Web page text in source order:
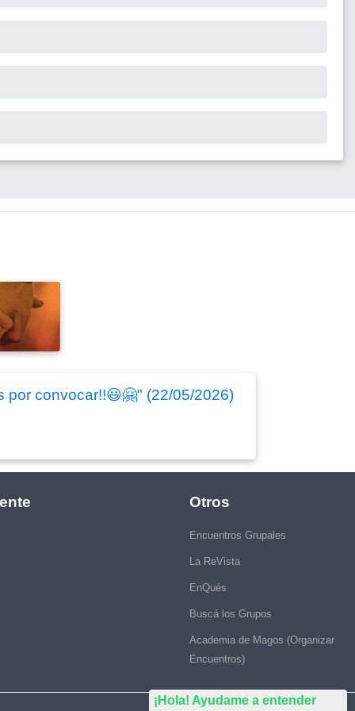
¡Hola! Ayudame a entender
por convocar!!😃🤗" (22/05/2026)
Otros
Encuentros Grupales
La ReVista
EnQués
Buscá los Grupos
Academia de Magos (Organizar
Encuentros)